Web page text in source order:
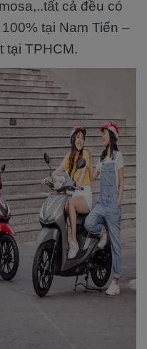
cả đều có
tại Nam Tiến –
tại TPHCM.